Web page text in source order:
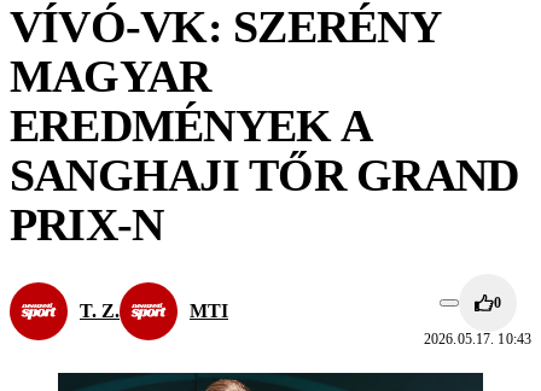
VÍVÓ-VK: SZERÉNY
MAGYAR
EREDMÉNYEK A
SANGHAJI TŐR GRAND
PRIX-N
T. Z. MTI 0
2026.05.17. 10:43